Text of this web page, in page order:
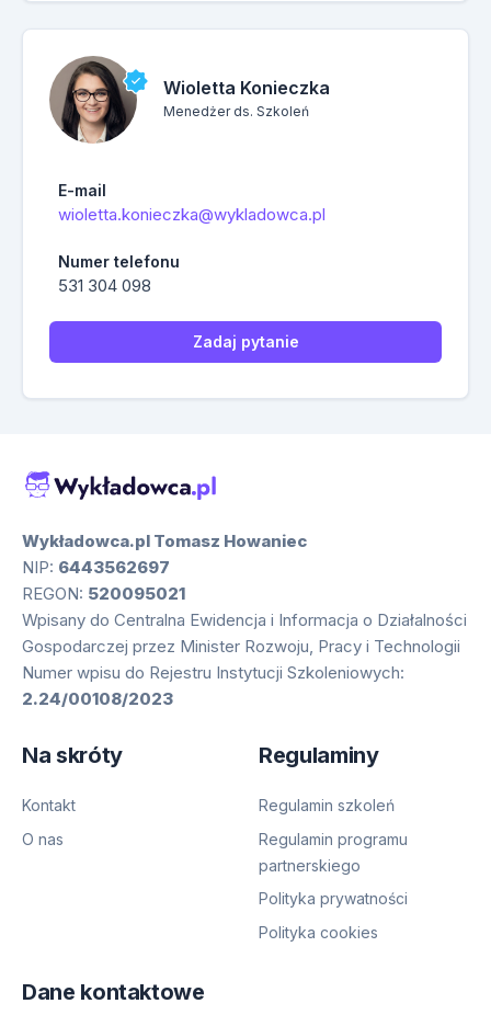
Wioletta Konieczka
Menedżer ds. Szkoleń
E-mail
wioletta.konieczka@wykladowca.pl
Numer telefonu
531 304 098
Zadaj pytanie
Wykładowca.pl Tomasz Howaniec
NIP: 6443562697
REGON: 520095021
Wpisany do Centralna Ewidencja i Informacja o Działalności
Gospodarczej przez Minister Rozwoju, Pracy i Technologii
Numer wpisu do Rejestru Instytucji Szkoleniowych:
2.24/00108/2023
Na skróty
Kontakt
O nas
Regulaminy
Regulamin szkoleń
Regulamin programu
partnerskiego
Polityka prywatności
Polityka cookies
Dane kontaktowe